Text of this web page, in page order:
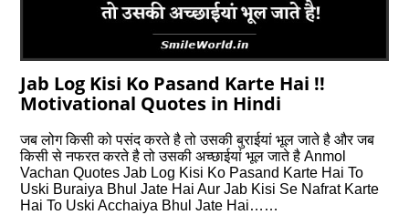
Jab Log Kisi Ko Pasand Karte Hai !!
Motivational Quotes in Hindi
जब लोग किसी को पसंद करते है तो उसकी बुराईयां भूल जाते है और जब
किसी से नफरत करते है तो उसकी अच्छाईयां भूल जाते है Anmol
Vachan Quotes Jab Log Kisi Ko Pasand Karte Hai To
Uski Buraiya Bhul Jate Hai Aur Jab Kisi Se Nafrat Karte
Hai To Uski Acchaiya Bhul Jate Hai……